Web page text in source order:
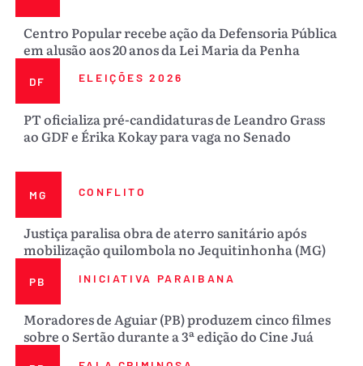
Centro Popular recebe ação da Defensoria Pública
em alusão aos 20 anos da Lei Maria da Penha
DF ELEIÇÕES 2026
PT oficializa pré-candidaturas de Leandro Grass
ao GDF e Érika Kokay para vaga no Senado
MG CONFLITO
Justiça paralisa obra de aterro sanitário após
mobilização quilombola no Jequitinhonha (MG)
PB INICIATIVA PARAIBANA
Moradores de Aguiar (PB) produzem cinco filmes
sobre o Sertão durante a 3ª edição do Cine Juá